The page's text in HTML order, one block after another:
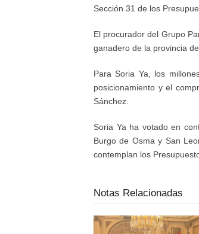
Sección 31 de los
El procurador del Grupo
ganadero de la provincia
Para Soria Ya, los
posicionamiento y el
Sánchez.
Soria Ya ha votado en
Burgo de Osma y San
contemplan los
Notas Relacionadas